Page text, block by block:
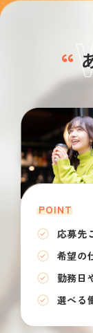
POINT
応募先
希望の
勤務日
選べる